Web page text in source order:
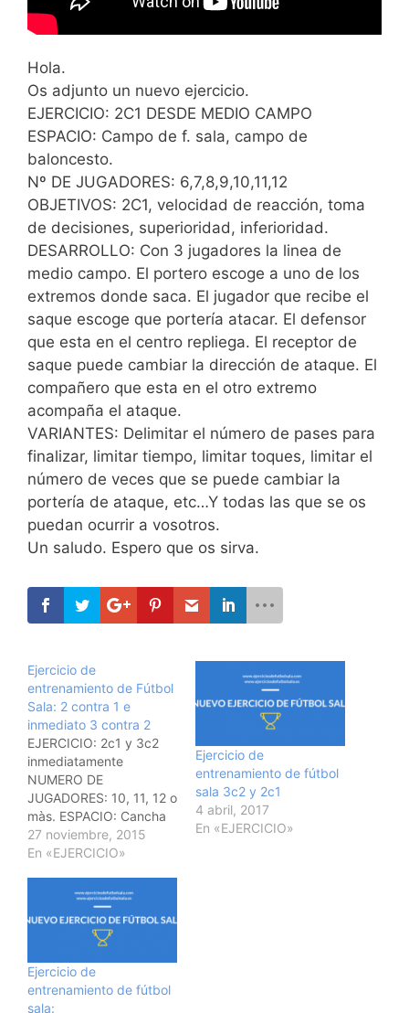
Hola.
Os adjunto un nuevo ejercicio.
EJERCICIO: 2C1 DESDE MEDIO CAMPO
ESPACIO: Campo de f. sala, campo de
baloncesto.
Nº DE JUGADORES: 6,7,8,9,10,11,12
OBJETIVOS: 2C1, velocidad de reacción, toma
de decisiones, superioridad, inferioridad.
DESARROLLO: Con 3 jugadores la linea de
medio campo. El portero escoge a uno de los
extremos donde saca. El jugador que recibe el
saque escoge que portería atacar. El defensor
que esta en el centro repliega. El receptor de
saque puede cambiar la dirección de ataque. El
compañero que esta en el otro extremo
acompaña el ataque.
VARIANTES: Delimitar el número de pases para
finalizar, limitar tiempo, limitar toques, limitar el
número de veces que se puede cambiar la
portería de ataque, etc…Y todas las que se os
puedan ocurrir a vosotros.
Un saludo. Espero que os sirva.
Ejercicio de
entrenamiento de Fútbol
Sala: 2 contra 1 e
inmediato 3 contra 2
EJERCICIO: 2c1 y 3c2
inmediatamente
NUMERO DE
JUGADORES: 10, 11, 12 o
màs. ESPACIO: Cancha
completa.
DESARROLLO:
disposiciòn inicial
sacando un portero.
Realizamos un 2c1. Una
vez finalizado la pareja
que ataco se dispone
para defender una
situaciòn de 3c2. El
27 noviembre, 2015
En «EJERCICIO»
Ejercicio de
entrenamiento de fútbol
sala 3c2 y 2c1
4 abril, 2017
En «EJERCICIO»
Ejercicio de
entrenamiento de fútbol
sala: